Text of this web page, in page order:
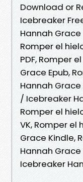
Download or
Icebreaker
Hannah Grace
Romper el
PDF, Romper
Grace Epub,
Hannah
/ Icebreaker
Romper el
VK, Romper el
Grace Kindle,
Hannah Grace
Icebreaker